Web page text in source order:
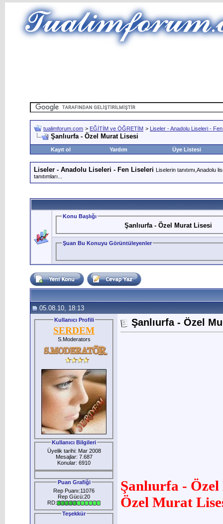
tualimforum.com > EĞİTİM ve ÖĞRETİM > Liseler - Anadolu Liseleri -
Şanlıurfa - Özel Murat Lisesi
Kayıt ol Yardım Üye Listesi
Liseler - Anadolu Liseleri - Fen Liseleri Liselerin tanıtımı,Anadolu
tanıtımları...
Konu Başlığı
Şanlıurfa - Özel Murat Lisesi
Şuan Bu Konuyu Görüntüleyenler
05.08.10, 18:13
Kullanıcı Profili
SERDEM
S.Moderators
Kullanıcı Bilgileri
Üyelik tarihi: Mar 2008
Mesajlar: 7.687
Konular: 6910
Puan Grafiği
Rep Puanı:11076
Rep Gücü:20
RD:
Teşekkür
Şanlıurfa - Özel
Şanlıurfa -
Özel Murat